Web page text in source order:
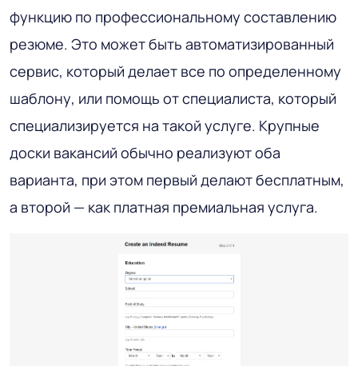
функцию по профессиональному составлению
резюме. Это может быть автоматизированный
сервис, который делает все по определенному
шаблону, или помощь от специалиста, который
специализируется на такой услуге. Крупные
доски вакансий обычно реализуют оба
варианта, при этом первый делают бесплатным,
а второй — как платная премиальная услуга.